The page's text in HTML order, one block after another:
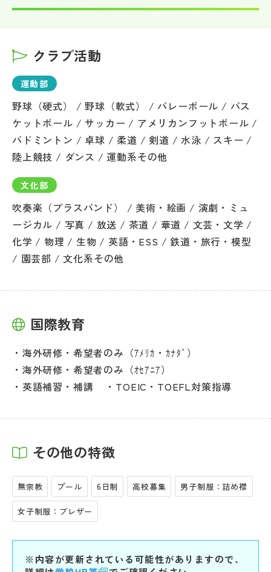
クラブ活動
運動部
野球（硬式） / 野球（軟式） / バレーボール / バス
ケットボール / サッカー / アメリカンフットボール /
バドミントン / 卓球 / 柔道 / 剣道 / 水泳 / スキー /
陸上競技 / ダンス / 運動系その他
文化部
吹奏楽（ブラスバンド） / 美術・絵画 / 演劇・ミュ
ージカル / 写真 / 放送 / 茶道 / 華道 / 文芸・文学 /
化学 / 物理 / 生物 / 英語・ESS / 鉄道・旅行・模型
/ 園芸部 / 文化系その他
国際教育
海外研修・希望者のみ（ｱﾒﾘｶ・ｶﾅﾀﾞ）
海外研修・希望者のみ（ｵｾｱﾆｱ）
英語補習・補講
TOEIC・TOEFL対策指導
その他の特徴
無宗教 プール 6日制 高校募集 男子制服：詰め襟
女子制服：ブレザー
※内容が更新されている可能性がありますので、